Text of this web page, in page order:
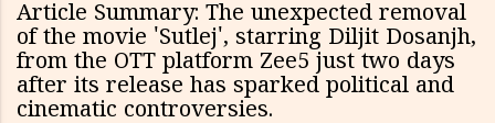
Article Summary: The unexpected removal
of the movie 'Sutlej', starring Diljit Dosanjh,
from the OTT platform Zee5 just two days
after its release has sparked political and
cinematic controversies.